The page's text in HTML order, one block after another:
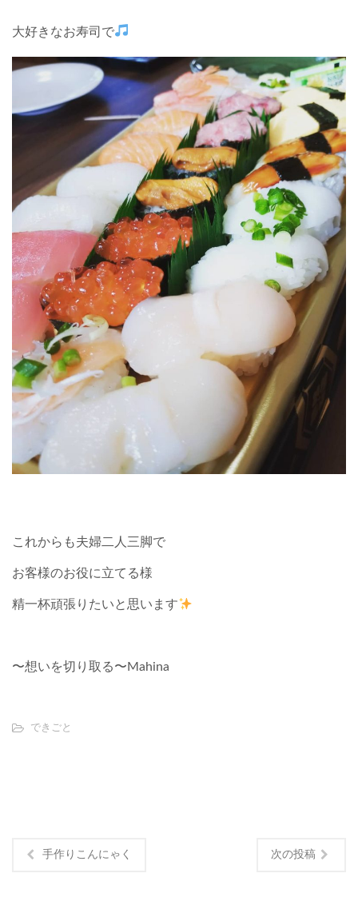
大好きなお寿司で
これからも夫婦二人三脚で
お客様のお役に立てる様
精一杯頑張りたいと思います
〜想いを切り取る〜Mahina
できごと
手作りこんにゃく 次の投稿